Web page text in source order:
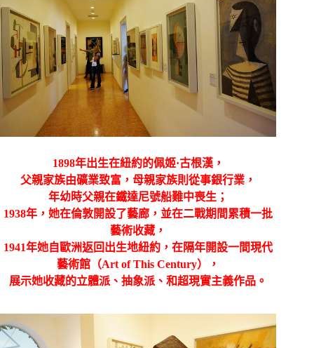
1898年出生在紐約的佩姬·古根漢，
父親家族由礦業致富，母親家族則從事銀行業，
年幼時父親在鐵達尼號船難中喪生；
1938年，她在倫敦開設了藝廊，並在二戰期間累積一批
藝術收藏，
1941年她自歐洲返回出生地紐約，在隔年開設一間現代
藝術館（Art of This Century），
展示她收藏的立體派、抽象派、和超現實主義作品。